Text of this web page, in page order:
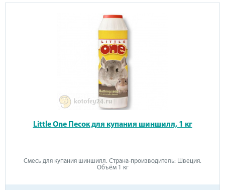
Little One Песок для купания шиншилл, 1 кг
Смесь для купания шиншилл. Страна-производитель: Швеция.
Объём 1 кг